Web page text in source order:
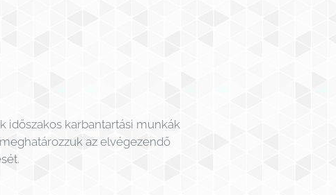
időszakos karbantartási munkák
az elvégezendő